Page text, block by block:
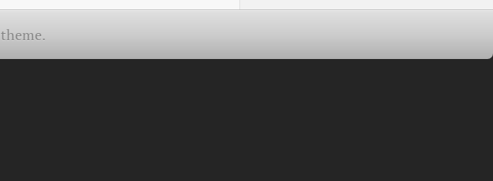
theme.